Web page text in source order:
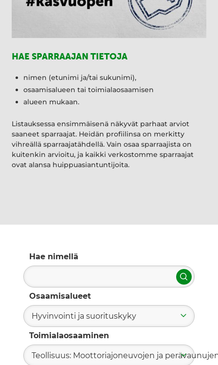
HAE SPARRAAJAN TIETOJA
nimen (etunimi ja/tai sukunimi),
osaamisalueen tai toimialaosaamisen
alueen mukaan.
Listauksessa ensimmäisenä näkyvät parhaat arviot
saaneet sparraajat. Heidän profiilinsa on merkitty
vihreällä sparraajatähdellä. Vain osaa sparraajista on
kuitenkin arvioitu, ja kaikki verkostomme sparraajat
ovat alansa huippuasiantuntijoita.
Hae nimellä
Hae
Osaamisalueet
Hyvinvointi ja suorituskyky
Toimialaosaaminen
Teollisuus: Moottoriajoneuvojen ja